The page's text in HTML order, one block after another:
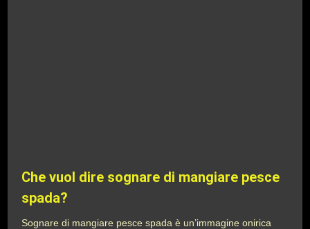
Che vuol dire sognare di mangiare pesce
spada?
Sognare di mangiare pesce spada è un’immagine onirica